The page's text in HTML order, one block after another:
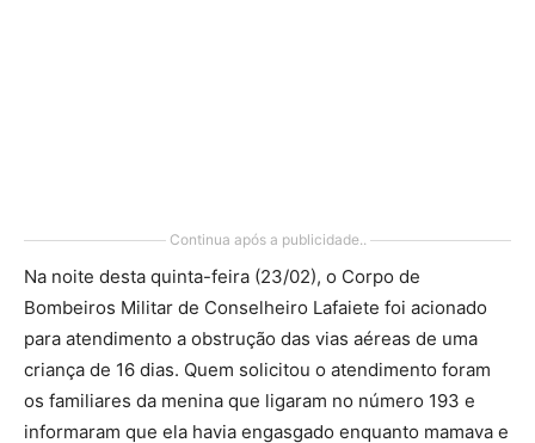
Continua após a publicidade..
Na noite desta quinta-feira (23/02), o Corpo de
Bombeiros Militar de Conselheiro Lafaiete foi acionado
para atendimento a obstrução das vias aéreas de uma
criança de 16 dias. Quem solicitou o atendimento foram
os familiares da menina que ligaram no número 193 e
informaram que ela havia engasgado enquanto mamava e